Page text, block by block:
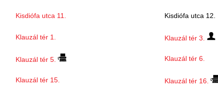
Kisdiófa utca 11. Kisdiófa utca 12.
Klauzál tér 1. Klauzál tér 3.
Klauzál tér 5. Klauzál tér 6.
Klauzál tér 15. Klauzál tér 16.